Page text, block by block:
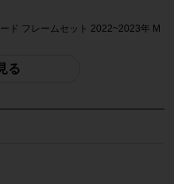
ド フレームセット 2022~2023年 M
る